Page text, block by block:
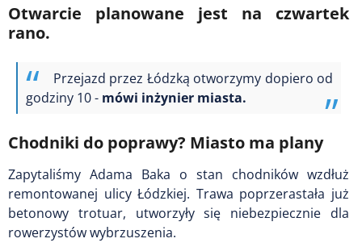
Otwarcie planowane jest na czwartek
rano.
Przejazd przez Łódzką otworzymy dopiero od
godziny 10- mówi inżynier miasta.
Chodniki do poprawy? Miasto ma plany
Zapytaliśmy Adama Baka o stan chodników wzdłuż
remontowanej ulicy Łódzkiej. Trawa poprzerastała już
betonowy trotuar, utworzyły się niebezpiecznie dla
rowerzystów wybrzuszenia.